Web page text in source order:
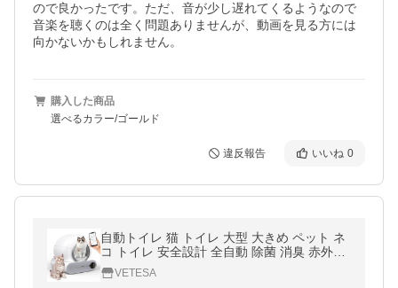
ので良かったです。ただ、音が少し遅れてくるようなので
音楽を聴くのは全く問題ありませんが、動画を見る方には
向かないかもしれません。
購入した商品
選べるカラー/ゴールド
違反報告 いいね 0
自動トイレ 猫 トイレ 大型 大きめ ペット ネ
コ トイレ 安全設計 全自動 除菌 消臭 赤外線
重力センサー付き ヘルスモニタリングシス
テム 水洗い可能爆買
VETESA